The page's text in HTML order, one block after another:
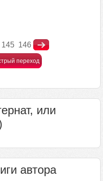
145 146
переход
или
автора